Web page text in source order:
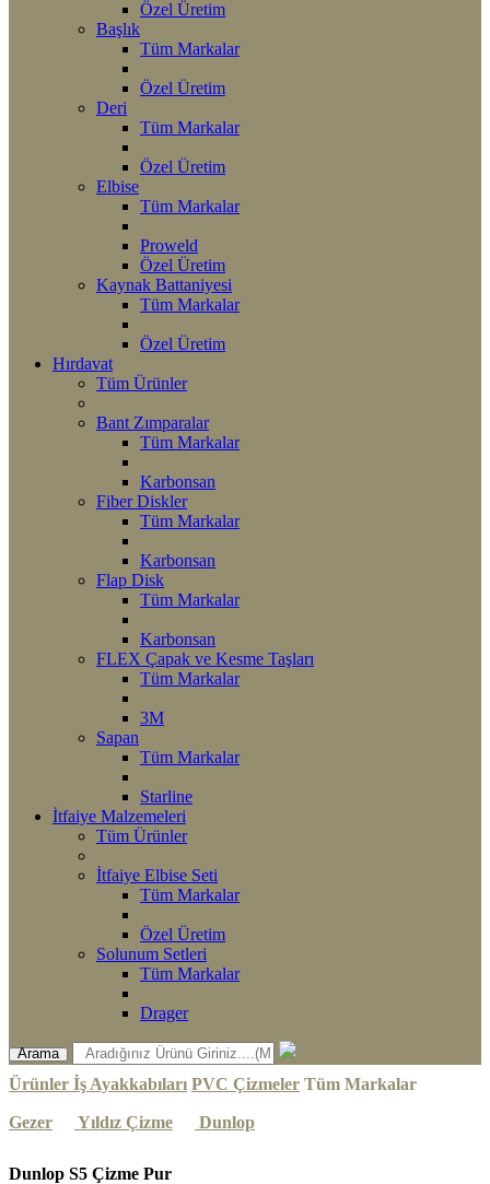
Özel Üretim
Başlık
Tüm Markalar
Özel Üretim
Deri
Tüm Markalar
Özel Üretim
Elbise
Tüm Markalar
Proweld
Özel Üretim
Kaynak Battaniyesi
Tüm Markalar
Özel Üretim
Hırdavat
Tüm Ürünler
Bant Zımparalar
Tüm Markalar
Karbonsan
Fiber Diskler
Tüm Markalar
Karbonsan
Flap Disk
Tüm Markalar
Karbonsan
FLEX Çapak ve Kesme Taşları
Tüm Markalar
3M
Sapan
Tüm Markalar
Starline
İtfaiye Malzemeleri
Tüm Ürünler
İtfaiye Elbise Seti
Tüm Markalar
Özel Üretim
Solunum Setleri
Tüm Markalar
Drager
Arama
Ürünler İş Ayakkabıları PVC Çizmeler Tüm Markalar
Gezer Yıldız Çizme Dunlop
Dunlop S5 Çizme Pur